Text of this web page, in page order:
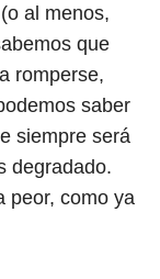
al menos,
que
romperse,
saber
siempre será
degradado.
peor, como ya